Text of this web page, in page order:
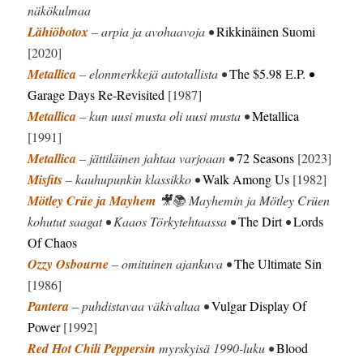
näkökulmaa
Lähiöbotox– arpia ja avohaavoja •Rikkinäinen Suomi
[2020]
Metallica– elonmerkkejä autotallista •The $5.98 E.P. •
Garage Days Re-Revisited [1987]
Metallica– kun uusi musta oli uusi musta •Metallica
[1991]
Metallica– jättiläinen jahtaa varjoaan •72 Seasons [2023]
Misfits– kauhupunkin klassikko •Walk Among Us [1982]
Mötley Crüe ja Mayhem 🎥📚 Mayhemin ja Mötley Crüen
kohutut saagat • Kaaos Törkytehtaassa •The Dirt•Lords
Of Chaos
Ozzy Osbourne– omituinen ajankuva •The Ultimate Sin
[1986]
Pantera– puhdistavaa väkivaltaa •Vulgar Display Of
Power[1992]
Red Hot Chili Peppersin myrskyisä 1990-luku •Blood